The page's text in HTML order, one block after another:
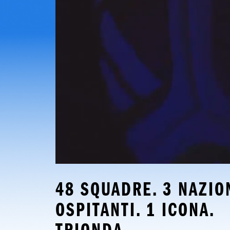
48 SQUADRE. 3
OSPITANTI. 1 ICONA.